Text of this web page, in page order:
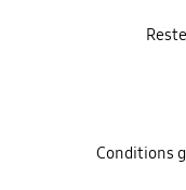
Conditions